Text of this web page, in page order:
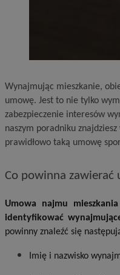
Wynajmując mieszkanie,
umowę. Jest to nie tylko
zabezpieczenie interesów
naszym poradniku
prawidłowo taką umowę
Co powinna zawierać
Umowa najmu
identyfikować
powinny znaleźć się
Imię i nazwisko